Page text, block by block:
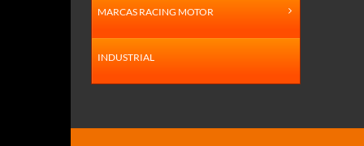
MARCAS RACING MOTOR
INDUSTRIAL